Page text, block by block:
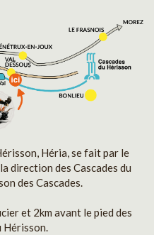
Héria, se fait par le
direction des Cascades du
des Cascades.
et 2km avant le pied des
Hérisson.